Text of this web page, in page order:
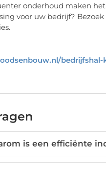
onderhoud maken
voor uw bedrijf?
bedrijfshal-
is een efficiënte